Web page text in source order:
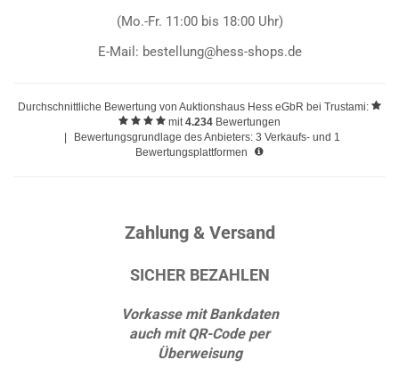
(Mo.-Fr. 11:00 bis 18:00 Uhr)
E-Mail: bestellung@hess-shops.de
Durchschnittliche Bewertung von Auktionshaus Hess eGbR bei Trustami:
mit4.234 Bewertungen
Bewertungsgrundlage des Anbieters: 3 Verkaufs- und 1
Bewertungsplattformen
Zahlung & Versand
SICHER BEZAHLEN
Vorkasse mit Bankdaten
auch mit QR-Code per
Überweisung